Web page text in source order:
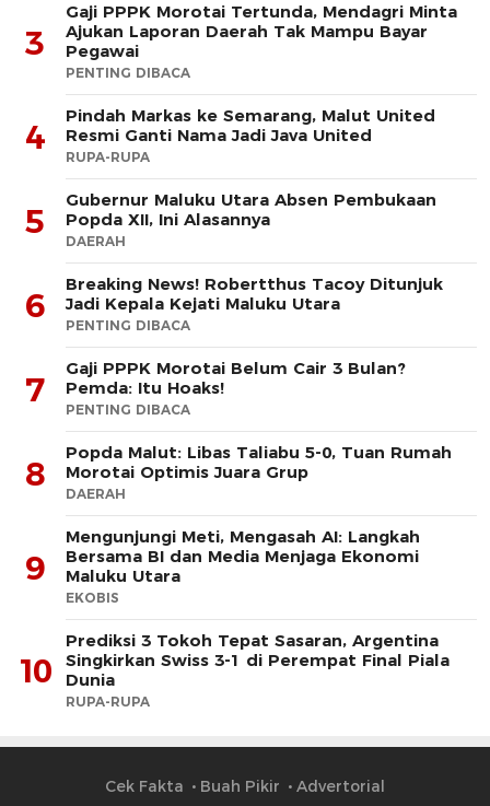
3
Gaji PPPK Morotai Tertunda, Mendagri Minta
Ajukan Laporan Daerah Tak Mampu Bayar
Pegawai
PENTING DIBACA
4
Pindah Markas ke Semarang, Malut United
Resmi Ganti Nama Jadi Java United
RUPA-RUPA
5
Gubernur Maluku Utara Absen Pembukaan
Popda XII, Ini Alasannya
DAERAH
6
Breaking News! Robertthus Tacoy Ditunjuk
Jadi Kepala Kejati Maluku Utara
PENTING DIBACA
7
Gaji PPPK Morotai Belum Cair 3 Bulan?
Pemda: Itu Hoaks!
PENTING DIBACA
8
Popda Malut: Libas Taliabu 5-0, Tuan Rumah
Morotai Optimis Juara Grup
DAERAH
9
Mengunjungi Meti, Mengasah AI: Langkah
Bersama BI dan Media Menjaga Ekonomi
Maluku Utara
EKOBIS
10
Prediksi 3 Tokoh Tepat Sasaran, Argentina
Singkirkan Swiss 3-1 di Perempat Final Piala
Dunia
RUPA-RUPA
Cek Fakta Buah Pikir Advertorial